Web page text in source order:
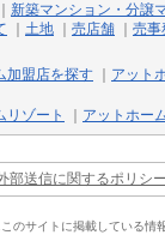
新築マンション・分譲
土地 売店舗
売事
加盟店を探す
アット
リゾート アットホー
部送信に関するポリシ
このサイトに掲載している情